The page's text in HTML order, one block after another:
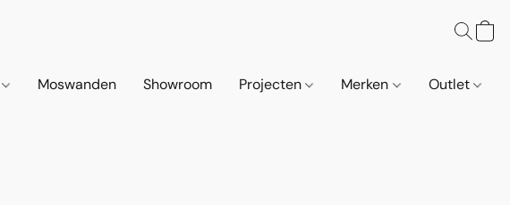
Moswanden Showroom Projecten Merken Outlet